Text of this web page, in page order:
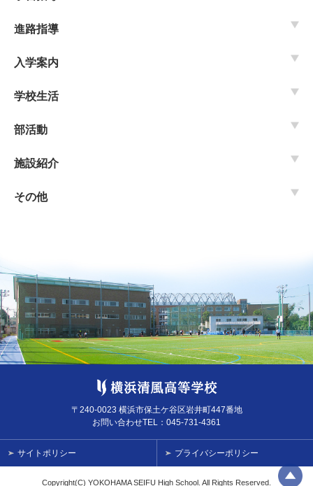
進路指導
入学案内
学校生活
部活動
施設紹介
その他
〒240-0023 横浜市保土ケ谷区岩井町447番地
お問い合わせTEL： 045-731-4361
サイトポリシー プライバシーポリシー
Copyright(C) YOKOHAMA SEIFU High School. All Rights Reserved.